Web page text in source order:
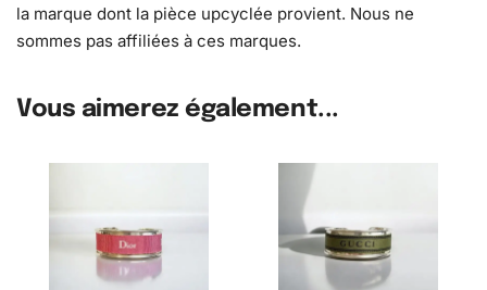
la marque dont la pièce upcyclée provient. Nous ne
sommes pas affiliées à ces marques.
Vous aimerez également...